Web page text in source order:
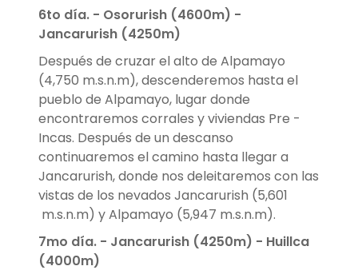
6to día. - Osorurish (4600m) -
Jancarurish (4250m)
Después de cruzar el alto de Alpamayo
(4,750 m.s.n.m), descenderemos hasta el
pueblo de Alpamayo, lugar donde
encontraremos corrales y viviendas Pre -
Incas. Después de un descanso
continuaremos el camino hasta llegar a
Jancarurish, donde nos deleitaremos con las
vistas de los nevados Jancarurish (5,601
m.s.n.m) y Alpamayo (5,947 m.s.n.m).
7mo día. - Jancarurish (4250m) - Huillca
(4000m)